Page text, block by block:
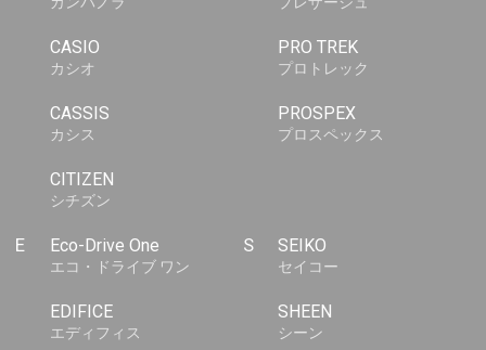
CASIO
カシオ
CASSIS
カシス
CITIZEN
シチズン
E Eco-Drive One
エコ・ドライブ ワン
EDIFICE
エディフィス
PRO TREK
プロトレック
PROSPEX
プロスペックス
S SEIKO
セイコー
SHEEN
シーン